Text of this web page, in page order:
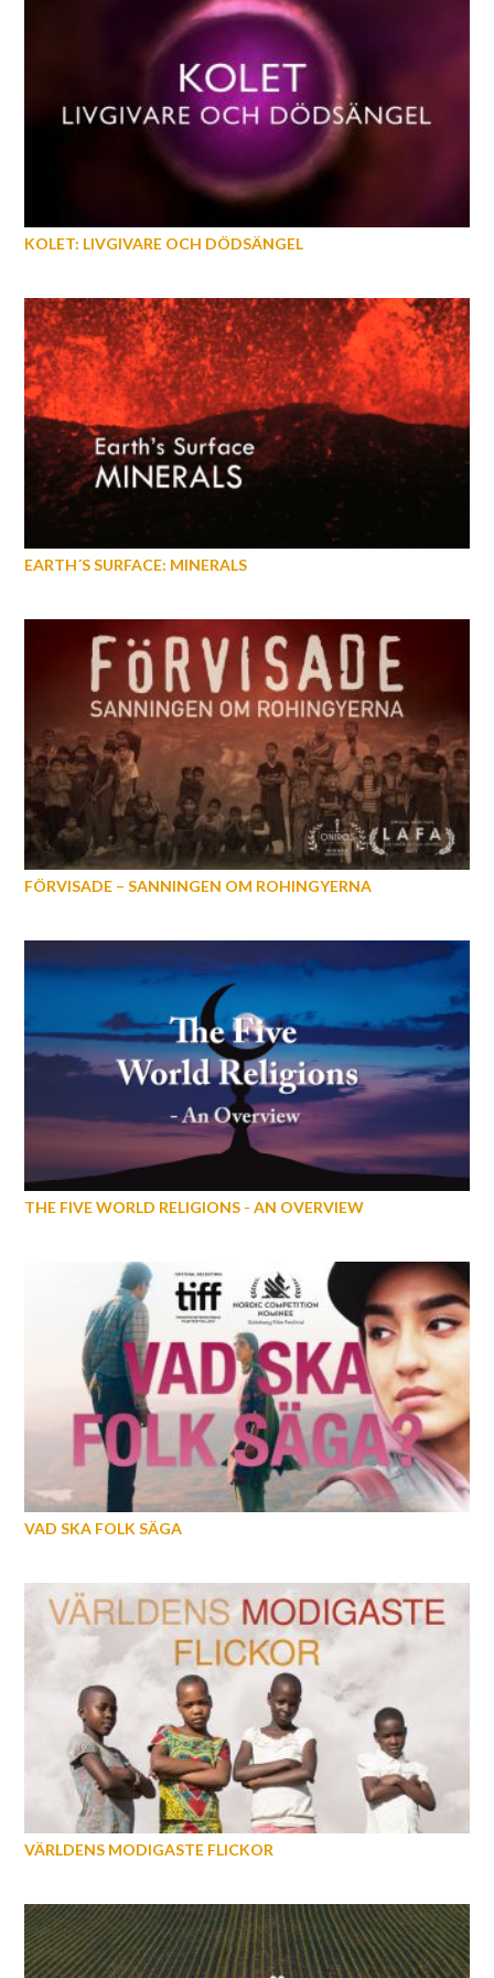
KOLET: LIVGIVARE OCH DÖDSÄNGEL
EARTH´S SURFACE: MINERALS
FÖRVISADE – SANNINGEN OM ROHINGYERNA
THE FIVE WORLD RELIGIONS - AN OVERVIEW
VAD SKA FOLK SÄGA
VÄRLDENS MODIGASTE FLICKOR